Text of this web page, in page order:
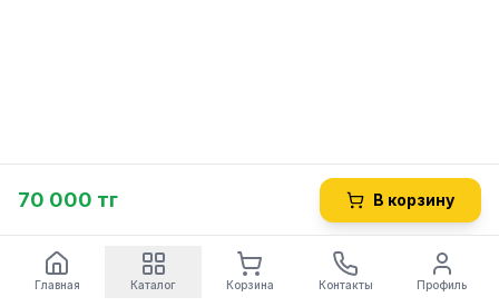
70 000 тг В корзину
Главная Каталог Корзина Контакты Профиль